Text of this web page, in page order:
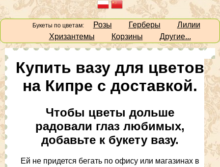
Букеты по цветам: Розы Герберы
Лилии
Хризантемы
Корзины Другие...
Купить вазу для цветов
на Кипре с доставкой.
Чтобы цветы дольше
радовали глаз любимых,
добавьте к букету вазу.
Ей не придется бегать по офису или магазинах в